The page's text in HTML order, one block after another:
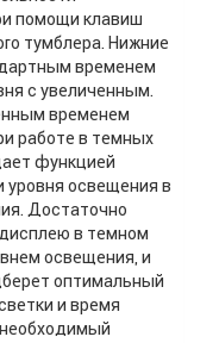
помощи клавиш
тумблера. Нижние
временем
с увеличенным.
временем
работе в темных
функцией
уровня освещения в
Достаточно
в темном
освещения, и
оптимальный
и время